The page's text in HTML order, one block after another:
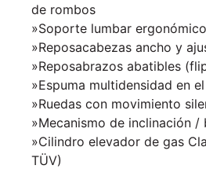
de rombos
»Soporte lumbar
»Reposacabezas ancho y
»Reposabrazos abatibles
»Espuma multidensidad en
»Ruedas con movimiento
»Mecanismo de inclinación /
»Cilindro elevador de gas
TÜV)